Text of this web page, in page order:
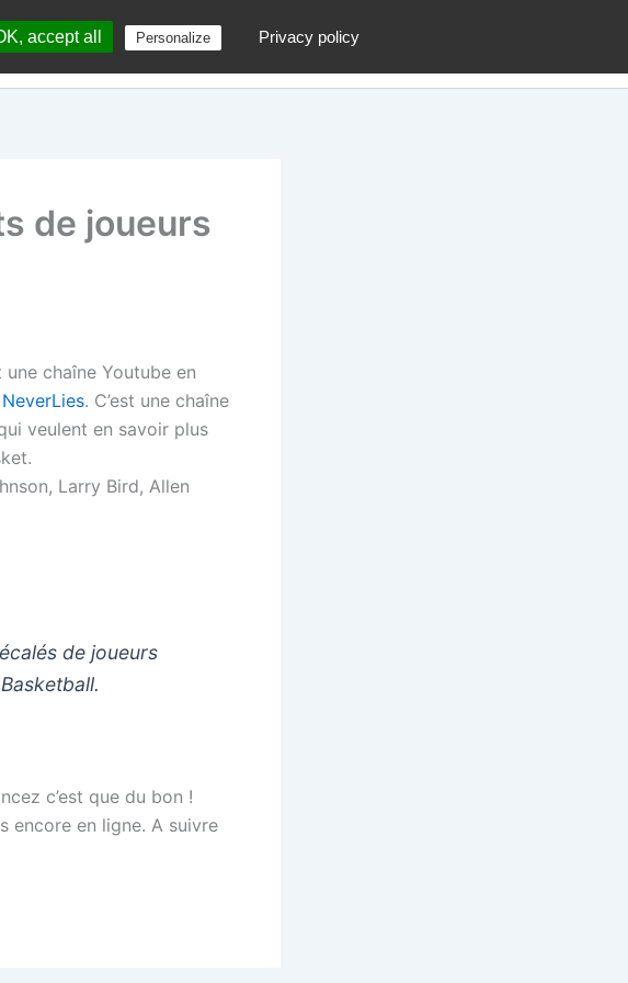
propos du blog Contactez moi ! Archives
de joueurs
chaîne Youtube en
. C’est une chaîne
veulent en savoir plus
Larry Bird, Allen
de joueurs
c’est que du bon !
encore en ligne. A suivre
accept all Personalize Privacy policy